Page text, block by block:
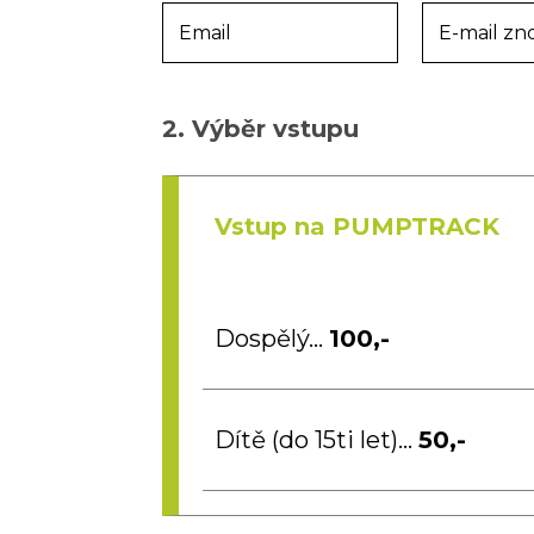
RODEO BÝK
Email E-mail
2. Výběr vstupu
Vstup na PUMPTRACK
Dospělý... 100,-
Dítě (do 15ti let)... 50,-